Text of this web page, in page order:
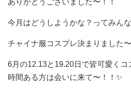
ありがとうございました〜！！
今月はどうしようかな？ってみん
チャイナ服コスプレ決まりました〜
6月の12.13と19.20日で皆可愛くコ
時間ある方は会いに来て〜！！✨️